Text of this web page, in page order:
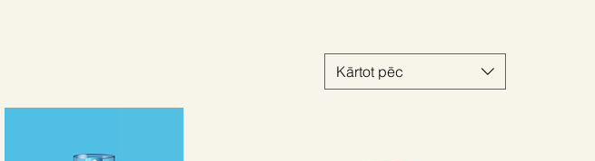
Kārtot pēc